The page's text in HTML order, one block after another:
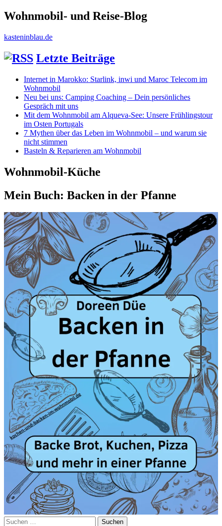
Wohnmobil- und Reise-Blog
kasteninblau.de
Letzte Beiträge
Internet in Marokko: Starlink, inwi und Maroc Telecom im
Wohnmobil
Neu bei uns: Camping Coaching – Dein persönliches
Gespräch mit uns
Mit dem Wohnmobil am Alqueva-See: Unsere Frühlingstour
im Osten Portugals
7 Mythen über das Leben im Wohnmobil – und warum sie
nicht stimmen
Basteln & Reparieren am Wohnmobil
Wohnmobil-Küche
Mein Buch: Backen in der Pfanne
Suchen